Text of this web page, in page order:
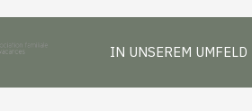
IN UNSEREM UMFELD